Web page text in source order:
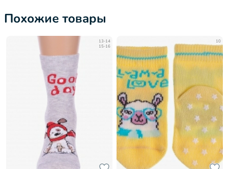
Похожие товары
13-14
15-16
10